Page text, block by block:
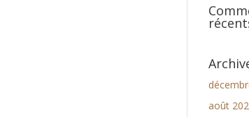
août